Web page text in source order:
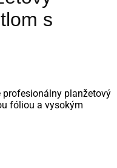
s
profesionálny planžetový
fóliou a vysokým